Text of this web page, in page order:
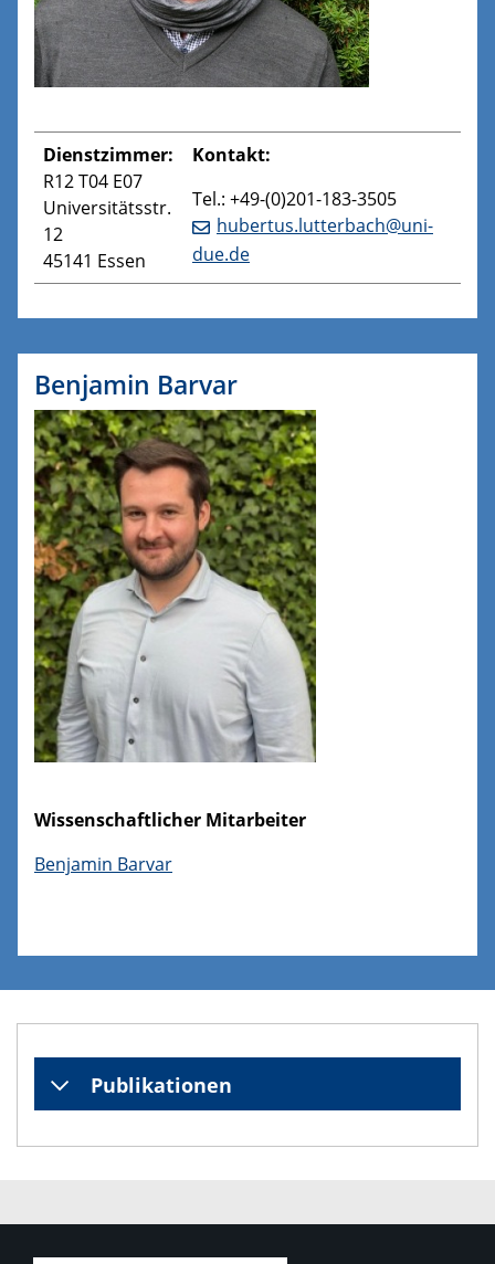
Dienstzimmer:
R12 T04 E07
Universitätsstr.
12
45141 Essen
Kontakt:
Tel.: +49-(0)201-183-3505
hubertus.lutterbach@uni-
due.de
Benjamin Barvar
Wissenschaftlicher Mitarbeiter
Benjamin Barvar
Publikationen